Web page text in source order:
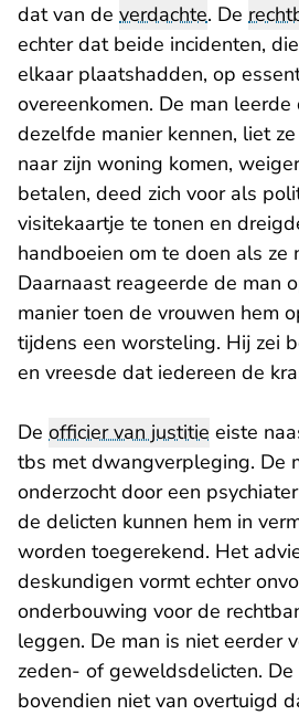
dat van de verdachte. De
echter dat beide incidenten,
elkaar plaatshadden, op
overeenkomen. De man
dezelfde manier kennen, liet
naar zijn woning komen,
betalen, deed zich voor als
visitekaartje te tonen en
handboeien om te doen als ze
Daarnaast reageerde de man
manier toen de vrouwen hem
tijdens een worsteling. Hij zei
en vreesde dat iedereen de
De officier van justitie eiste
tbs met dwangverpleging. De
onderzocht door een
de delicten kunnen hem in
worden toegerekend. Het
deskundigen vormt echter
onderbouwing voor de
leggen. De man is niet eerder
zeden- of geweldsdelicten. De
bovendien niet van overtuigd